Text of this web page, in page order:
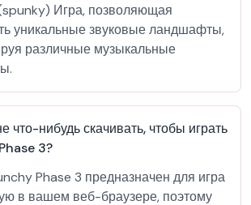
Игра, позволяющая
уникальные звуковые ландшафты,
различные музыкальные
что-нибудь скачивать, чтобы играть
3?
Phase 3 предназначен для игра
в вашем веб-браузере, поэтому